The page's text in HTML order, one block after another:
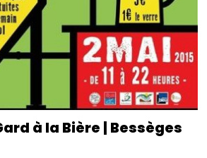
à la Bière | Bessèges